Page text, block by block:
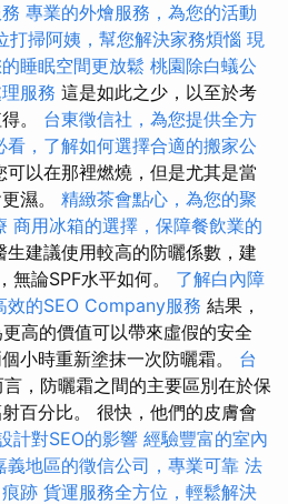
專業的外燴服務，為您的活動
打掃阿姨，幫您解決家務煩惱 現
睡眠空間更放鬆 桃園除白蟻公
服務 這是如此之少，以至於考
。 台東徵信社，為您提供全方
看，了解如何選擇合適的搬家公
以在那裡燃燒，但是尤其是當
濕。 精緻茶會點心，為您的聚
商用冰箱的選擇，保障餐飲業的
生建議使用較高的防曬係數，建
無論SPF水平如何。 了解白內障
效的SEO Company服務 結果，
高的價值可以帶來虛假的安全
小時重新塗抹一次防曬霜。 台
言，防曬霜之間的主要區別在於保
百分比。 很快，他們的皮膚會
計對SEO的影響 經驗豐富的室內
義地區的徵信公司，專業可靠 法
跡 貨運服務全方位，輕鬆解決